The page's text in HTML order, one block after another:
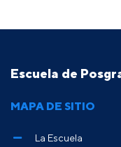
Escuela de
MAPA DE SITIO
La Escuela